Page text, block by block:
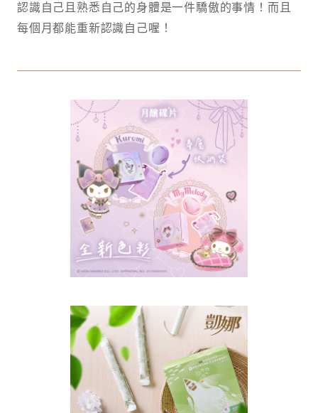
認識自己且熟悉自己的身體是一件驕傲的事情！而且
每個月都能重新認識自己喔！